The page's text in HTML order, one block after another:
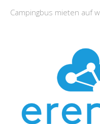
Campingbus mieten auf